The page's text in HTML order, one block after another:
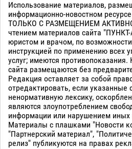
Использование материалов,
информационно-новостном
ТОЛЬКО С РАЗМЕЩЕНИЕМ
чтением материалов сайта "ПУНКТ-
юристом и врачом, по
инструкцией по применению всех
услуг; имеются
сайта размещаются без
Редакция оставляет за собой
отредактировать, если
ненормативную лексику,
являются злоупотреблением
информации или нарушением иных
Материалы с плашками "Новости
"Партнерский материал",
релиз" публикуются на правах